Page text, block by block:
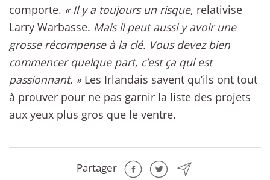
comporte. « Il y a toujours un risque, relativise
Larry Warbasse. Mais il peut aussi y avoir une
grosse récompense à la clé. Vous devez bien
commencer quelque part, c’est ça qui est
passionnant. » Les Irlandais savent qu’ils ont tout
à prouver pour ne pas garnir la liste des projets
aux yeux plus gros que le ventre.
Partager